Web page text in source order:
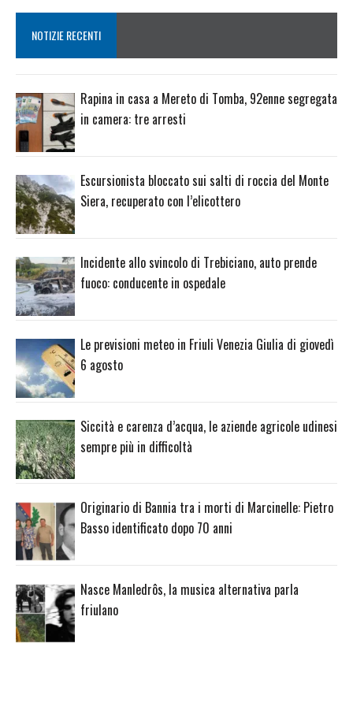
NOTIZIE RECENTI
Rapina in casa a Mereto di Tomba, 92enne segregata
in camera: tre arresti
Escursionista bloccato sui salti di roccia del Monte
Siera, recuperato con l’elicottero
Incidente allo svincolo di Trebiciano, auto prende
fuoco: conducente in ospedale
Le previsioni meteo in Friuli Venezia Giulia di giovedì
6 agosto
Siccità e carenza d’acqua, le aziende agricole udinesi
sempre più in difficoltà
Originario di Bannia tra i morti di Marcinelle: Pietro
Basso identificato dopo 70 anni
Nasce Manledrôs, la musica alternativa parla
friulano